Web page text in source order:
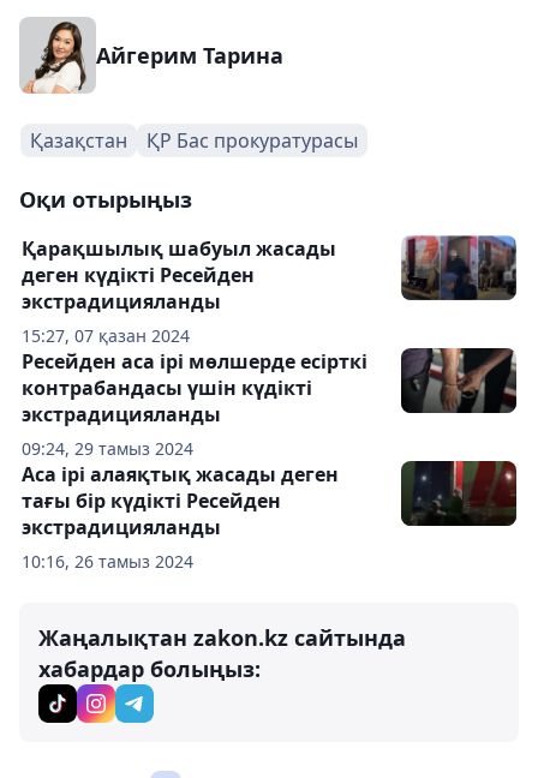
Айгерим Тарина
Қазақстан ҚР Бас прокуратурасы
Оқи отырыңыз
15:27, 07 қазан 2024
Қарақшылық шабуыл жасады
деген күдікті Ресейден
экстрадицияланды
09:24, 29 тамыз 2024
Ресейден аса ірі мөлшерде есірткі
контрабандасы үшін күдікті
экстрадицияланды
10:16, 26 тамыз 2024
Аса ірі алаяқтық жасады деген
тағы бір күдікті Ресейден
экстрадицияланды
Жаңалықтан zakon.kz сайтында
хабардар болыңыз: